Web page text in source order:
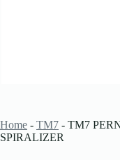
Home - TM7 - TM7
SPIRALIZER